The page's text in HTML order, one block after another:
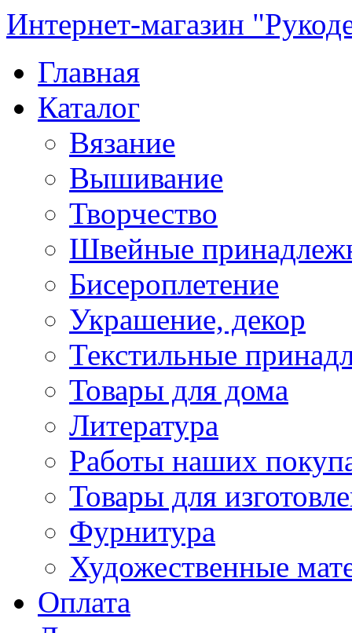
Интернет-магазин
Главная
Каталог
Вязание
Вышивание
Творчество
Швейные
Бисероплетение
Украшение, декор
Текстильные
Товары для дома
Литература
Работы наших
Товары для
Фурнитура
Художественные
Оплата